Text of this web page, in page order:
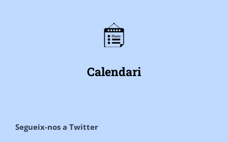
Calendari
Segueix-nos a Twitter